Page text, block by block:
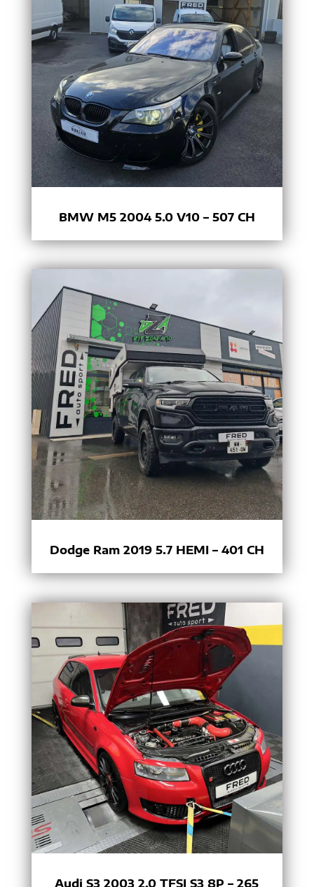
BMW M5 2004 5.0 V10 – 507 CH
Dodge Ram 2019 5.7 HEMI – 401 CH
Audi S3 2003 2.0 TFSI S3 8P – 265